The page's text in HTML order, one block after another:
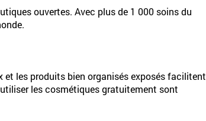
ouvertes. Avec plus de 1 000 soins du
et les produits bien organisés exposés facilitent
les cosmétiques gratuitement sont